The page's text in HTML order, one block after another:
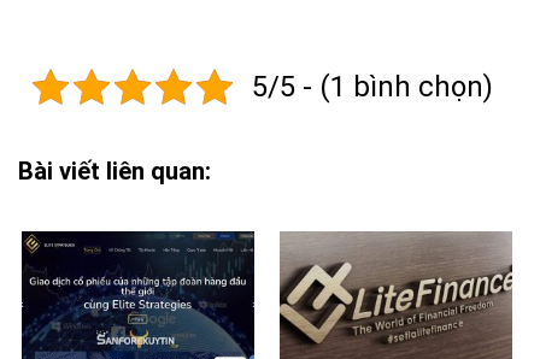
5/5 - (1 bình chọn)
Bài viết liên quan: